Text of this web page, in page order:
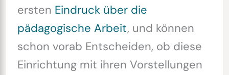
ersten Eindruck über die
pädagogische Arbeit, und können
schon vorab Entscheiden, ob diese
Einrichtung mit ihren Vorstellungen